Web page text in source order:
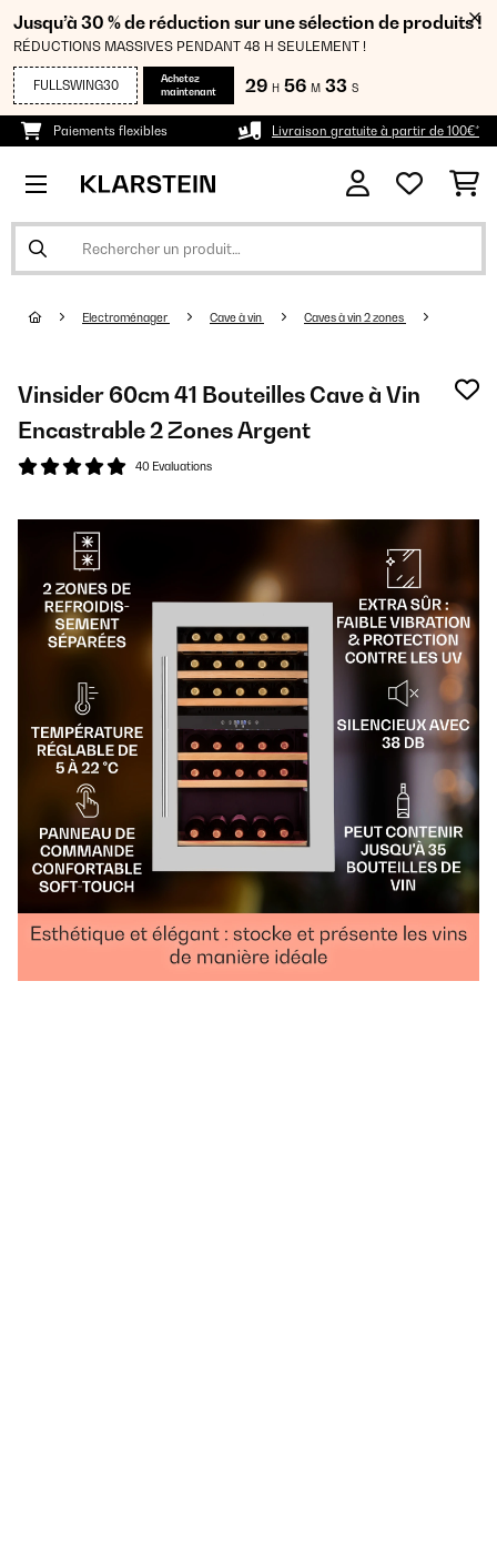
Jusqu’à 30 % de réduction sur une sélection de produits !
RÉDUCTIONS MASSIVES PENDANT 48 H SEULEMENT !
FULLSWING30
Achetez
maintenant
29 H 56 M 32 S
Paiements flexibles Livraison gratuite à partir de 100€*
Electroménager Cave à vin Caves à vin 2 zones
Vinsider 60cm 41 Bouteilles Cave à Vin
Encastrable 2 Zones Argent
40 Evaluations